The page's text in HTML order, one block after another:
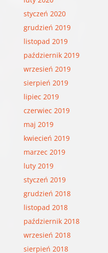
styczeń 2020
grudzień 2019
listopad 2019
październik 2019
wrzesień 2019
sierpień 2019
lipiec 2019
czerwiec 2019
maj 2019
kwiecień 2019
marzec 2019
luty 2019
styczeń 2019
grudzień 2018
listopad 2018
październik 2018
wrzesień 2018
sierpień 2018